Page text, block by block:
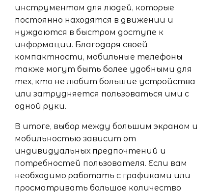
инструментом для людей, которые
постоянно находятся в движении и
нуждаются в быстром доступе к
информации. Благодаря своей
компактности, мобильные телефоны
также могут быть более удобными для
тех, кто не любит большие устройства
или затрудняется пользоваться ими с
одной руки.
В итоге, выбор между большим экраном и
мобильностью зависит от
индивидуальных предпочтений и
потребностей пользователя. Если вам
необходимо работать с графиками или
просматривать большое количество